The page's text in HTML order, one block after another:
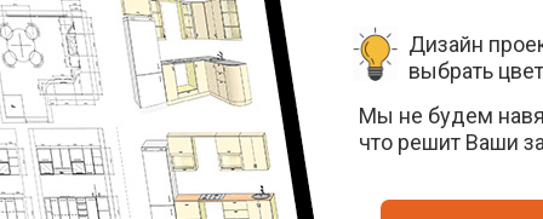
Дизайн
выбрать
Мы не будем
что решит Ваши